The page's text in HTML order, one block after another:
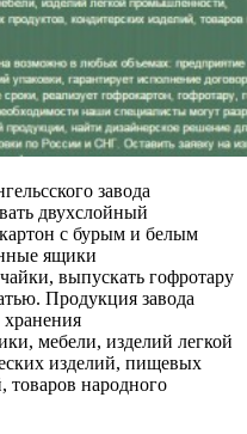
завода
двухслойный
с бурым и белым
ящики
выпускать гофротару
Продукция завода
мебели, изделий легкой
изделий, пищевых
товаров народного